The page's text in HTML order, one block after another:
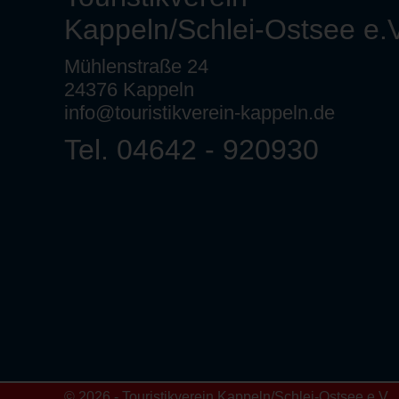
Kappeln/Schlei-Ostsee
Mühlenstraße 24
24376 Kappeln
info@touristikverein-kappeln.de
Tel. 04642 - 920930